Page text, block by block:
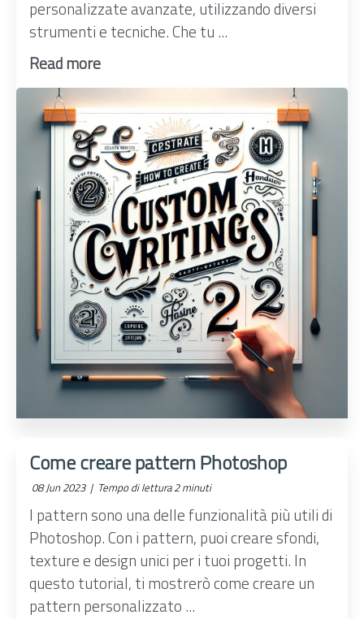
personalizzate avanzate, utilizzando diversi
strumenti e tecniche. Che tu ...
Read more
Come creare pattern Photoshop
08 Jun 2023 | Tempo di lettura 2 minuti
I pattern sono una delle funzionalità più utili di
Photoshop. Con i pattern, puoi creare sfondi,
texture e design unici per i tuoi progetti. In
questo tutorial, ti mostrerò come creare un
pattern personalizzato ...